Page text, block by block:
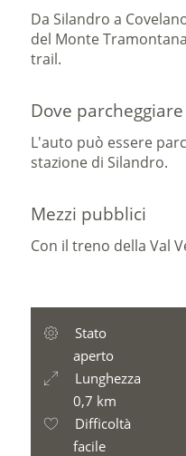
Da Silandro a
del Monte
trail.
Dove parcheggiare
L'auto può essere
stazione di Silandro.
Mezzi pubblici
Con il treno della Val
Stato
aperto
Lunghezza
0,7 km
Difficoltà
facile